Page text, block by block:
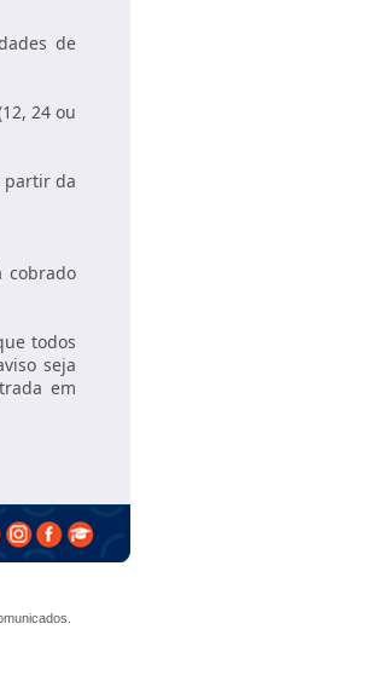
de
24 ou
partir da
cobrado
todos
seja
em